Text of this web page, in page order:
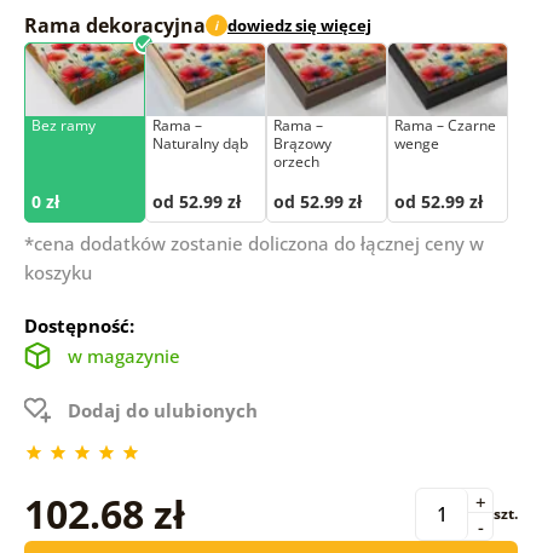
Rama dekoracyjna i dowiedz się więcej
Bez ramy
0 zł
Rama –
Naturalny dąb
od 52.99 zł
Rama –
Brązowy
orzech
od 52.99 zł
Rama – Czarne
wenge
od 52.99 zł
*cena dodatków zostanie doliczona do łącznej ceny w
koszyku
Dostępność:
w magazynie
Dodaj do ulubionych
102.68 zł -
+ szt.